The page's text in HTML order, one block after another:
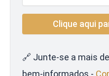
🔗 Junte-se a mais
bem-informados -